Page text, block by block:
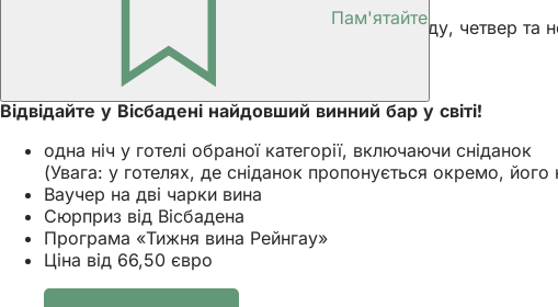
Пам'ятайте
з 11:00 до 23:00 у понеділок, вівторок, середу, четвер
з 11 ранку до опівночі у п'ятницю та суботу
Фіксований тариф
Відвідайте у Вісбадені найдовший винний бар у світі!
одна ніч у готелі обраної категорії, включаючи сніданок
(Увага: у готелях, де сніданок пропонується окремо,
Ваучер на дві чарки вина
Сюрприз від Вісбадена
Програма «Тижня вина Рейнгау»
Ціна від 66,50 євро